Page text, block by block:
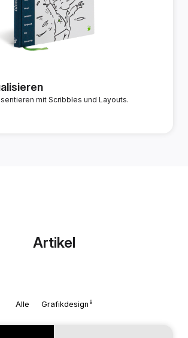
mit Scribbles und Layouts.
Artikel
Alle Grafikdesign 9